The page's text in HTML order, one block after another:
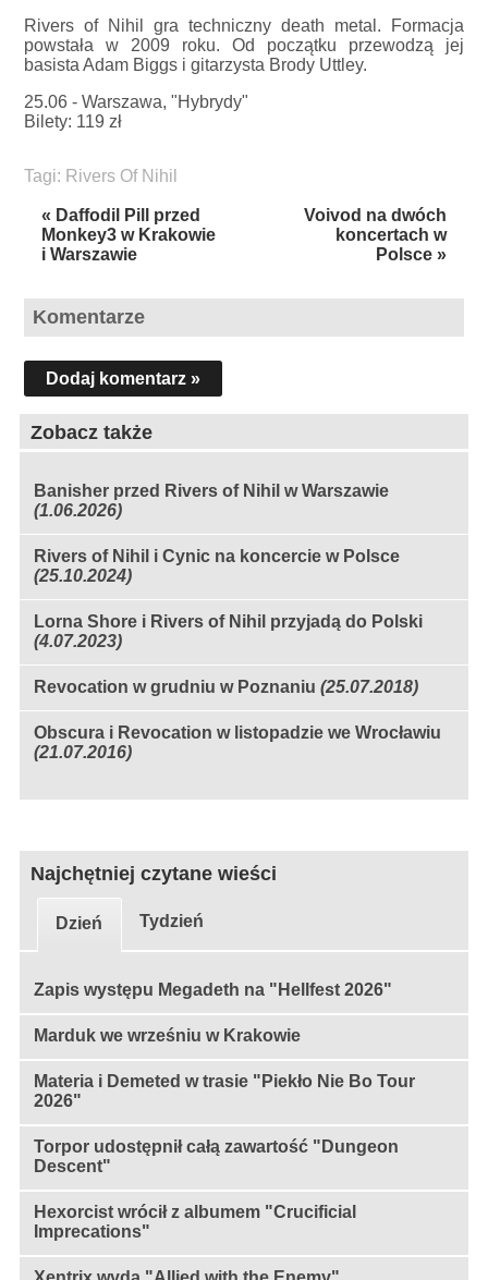
Rivers of Nihil gra techniczny death metal. Formacja
powstała w 2009 roku. Od początku przewodzą jej
basista Adam Biggs i gitarzysta Brody Uttley.
25.06 - Warszawa, "Hybrydy"
Bilety: 119 zł
Tagi: Rivers Of Nihil
« Daffodil Pill przed
Monkey3 w Krakowie
i Warszawie
Voivod na dwóch
koncertach w
Polsce »
Komentarze
Dodaj komentarz »
Zobacz także
Banisher przed Rivers of Nihil w Warszawie
(1.06.2026)
Rivers of Nihil i Cynic na koncercie w Polsce
(25.10.2024)
Lorna Shore i Rivers of Nihil przyjadą do Polski
(4.07.2023)
Revocation w grudniu w Poznaniu (25.07.2018)
Obscura i Revocation w listopadzie we Wrocławiu
(21.07.2016)
Najchętniej czytane wieści
Dzień Tydzień
Zapis występu Megadeth na "Hellfest 2026"
Marduk we wrześniu w Krakowie
Materia i Demeted w trasie "Piekło Nie Bo Tour
2026"
Torpor udostępnił całą zawartość "Dungeon
Descent"
Hexorcist wrócił z albumem "Crucificial
Imprecations"